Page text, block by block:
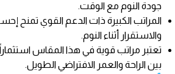
جودة النوم مع الوقت.
المراتب الكبيرة ذات الدعم القوي تمنح
والاستقرار أثناء النوم.
تعتبر مراتب قوية في هذا المقاس
بين الراحة والعمر الافتراضي الطويل.